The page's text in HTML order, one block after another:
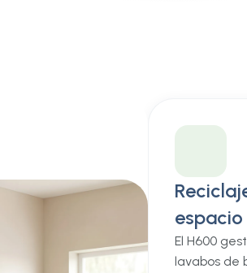
espacio
El H600
lavabos de